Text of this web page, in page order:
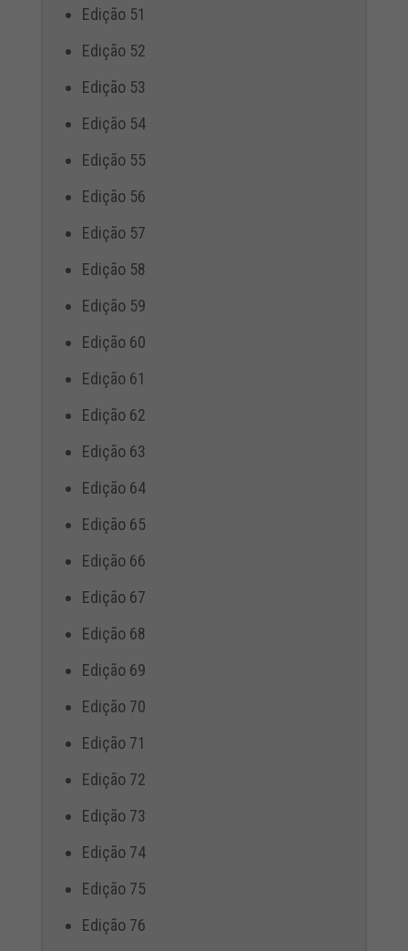
Edição 51
Edição 52
Edição 53
Edição 54
Edição 55
Edição 56
Edição 57
Edição 58
Edição 59
Edição 60
Edição 61
Edição 62
Edição 63
Edição 64
Edição 65
Edição 66
Edição 67
Edição 68
Edição 69
Edição 70
Edição 71
Edição 72
Edição 73
Edição 74
Edição 75
Edição 76